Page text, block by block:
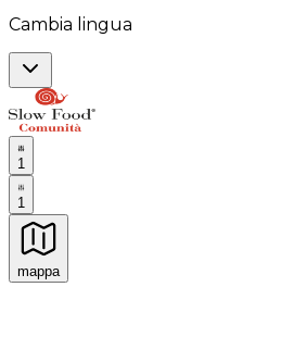
Cambia lingua
1
1
mappa
Esperienze culinarie